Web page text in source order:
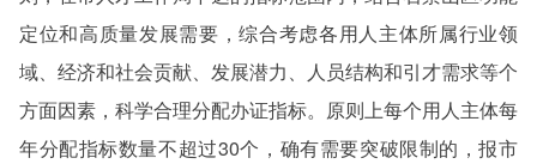
定位和高质量发展需要，综合考虑各用人主体所属行业领
域、经济和社会贡献、发展潜力、人员结构和引才需求等个
方面因素，科学合理分配办证指标。原则上每个用人主体每
年分配指标数量不超过30个，确有需要突破限制的，报市